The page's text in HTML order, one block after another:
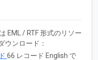
EML / RTF 形式のリソー
ウンロード：
66 レコード English で